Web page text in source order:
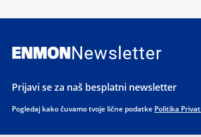
Newsletter
Prijavi se za naš besplatni newsletter
Pogledaj kako čuvamo tvoje lične podatke Politika